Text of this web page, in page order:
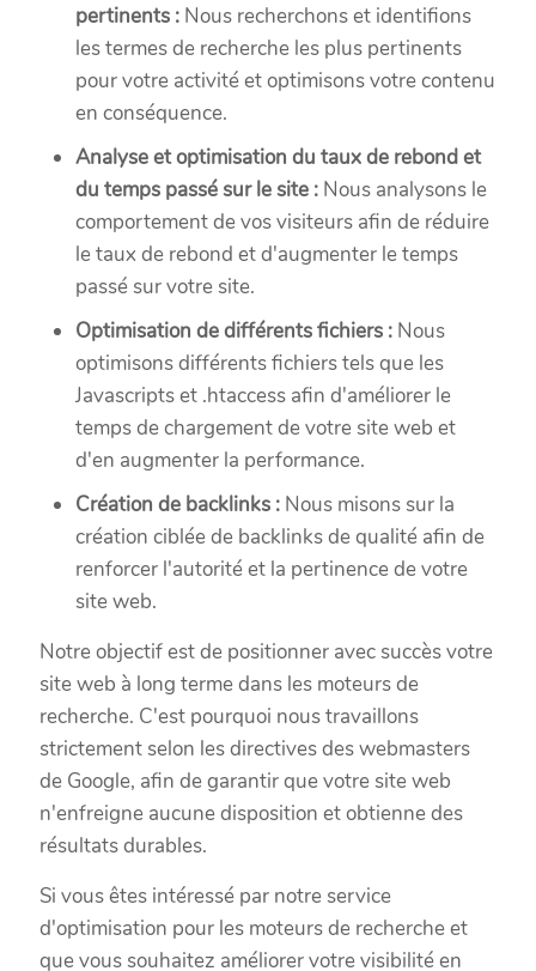
pertinents : Nous recherchons et identifions
les termes de recherche les plus pertinents
pour votre activité et optimisons votre contenu
en conséquence.
Analyse et optimisation du taux de rebond et
du temps passé sur le site : Nous analysons le
comportement de vos visiteurs afin de réduire
le taux de rebond et d'augmenter le temps
passé sur votre site.
Optimisation de différents fichiers : Nous
optimisons différents fichiers tels que les
Javascripts et .htaccess afin d'améliorer le
temps de chargement de votre site web et
d'en augmenter la performance.
Création de backlinks : Nous misons sur la
création ciblée de backlinks de qualité afin de
renforcer l'autorité et la pertinence de votre
site web.
Notre objectif est de positionner avec succès votre
site web à long terme dans les moteurs de
recherche. C'est pourquoi nous travaillons
strictement selon les directives des webmasters
de Google, afin de garantir que votre site web
n'enfreigne aucune disposition et obtienne des
résultats durables.
Si vous êtes intéressé par notre service
d'optimisation pour les moteurs de recherche et
que vous souhaitez améliorer votre visibilité en